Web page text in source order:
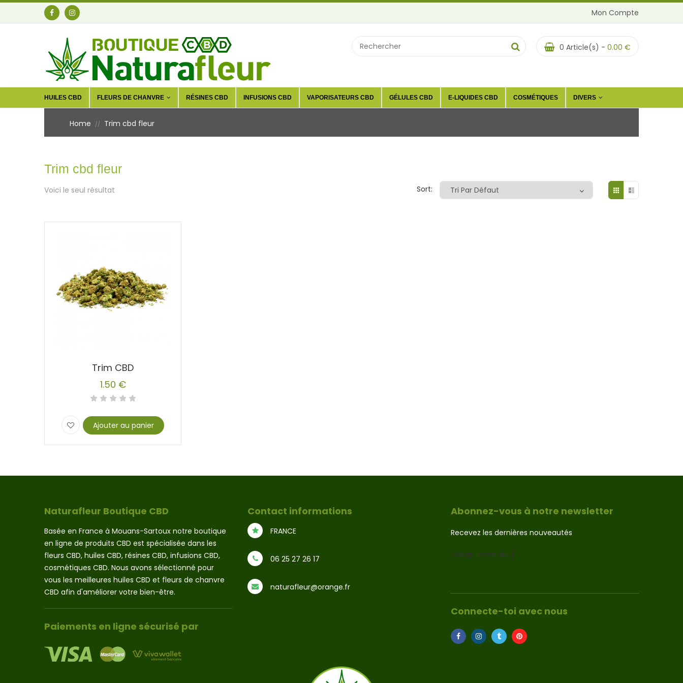
Mon Compte
0 Article(s) - 0.00 €
HUILES CBD FLEURS DE CHANVRE RÉSINES CBD INFUSIONS CBD VAPORISATEURS CBD GÉLULES CBD E-LIQUIDES CBD COSMÉTIQUES DIVERS
Home // Trim cbd fleur
Trim cbd fleur
Voici le seul résultat Sort:
Trim CBD
1.50 €
Ajouter au panier
Naturafleur Boutique CBD
Basée en France à Mouans-Sartoux notre boutique
en ligne de produits CBD est spécialisée dans les
fleurs CBD, huiles CBD, résines CBD, infusions CBD,
cosmétiques CBD. Nous avons sélectionné pour
vous les meilleures huiles CBD et fleurs de chanvre
CBD afin d'améliorer votre bien-être.
Paiements en ligne sécurisé par
Contact informations
FRANCE
06 25 27 26 17
naturafleur@orange.fr
Abonnez-vous à notre newsletter
Recevez les dernières nouveautés
[sibwp_form id=1]
Connecte-toi avec nous